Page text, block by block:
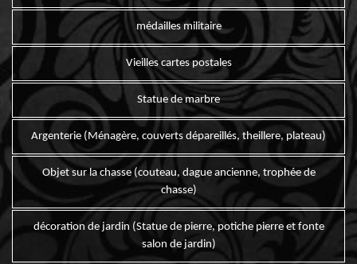
médailles militaire
Vieilles cartes postales
Statue de marbre
Argenterie (Ménagère, couverts dépareillés, theillere, plateau)
Objet sur la chasse (couteau, dague ancienne, trophée de
chasse)
décoration de jardin (Statue de pierre, potiche pierre et fonte
salon de jardin)